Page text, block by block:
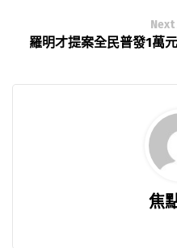
羅明才提案全民普發1萬
焦